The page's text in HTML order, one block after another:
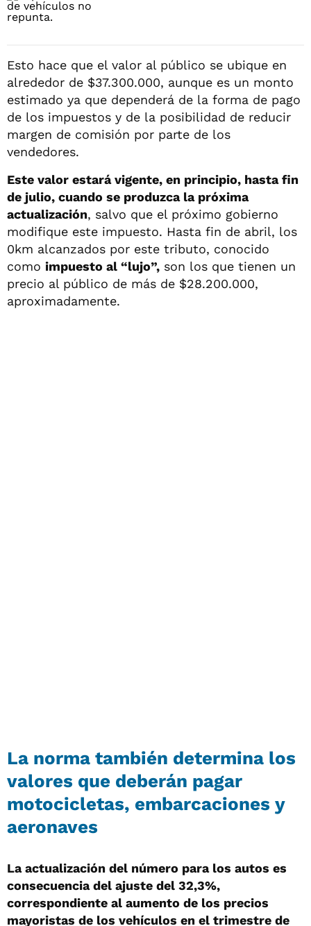
Esto hace que el valor al público se ubique en
alrededor de $37.300.000, aunque es un monto
estimado ya que dependerá de la forma de pago
de los impuestos y de la posibilidad de reducir
margen de comisión por parte de los
vendedores.
Este valor estará vigente, en principio, hasta fin
de julio, cuando se produzca la próxima
actualización, salvo que el próximo gobierno
modifique este impuesto. Hasta fin de abril, los
0km alcanzados por este tributo, conocido
como impuesto al “lujo”, son los que tienen un
precio al público de más de $28.200.000,
aproximadamente.
La norma también determina los
valores que deberán pagar
motocicletas, embarcaciones y
aeronaves
La actualización del número para los autos es
consecuencia del ajuste del 32,3%,
correspondiente al aumento de los precios
mayoristas de los vehículos en el trimestre de